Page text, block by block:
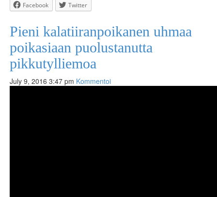
Facebook Twitter
Pieni kalatiiranpoikanen uhmaa
poikasiaan puolustanutta
pikkutylliemoa
July 9, 2016 3:47 pm Kommentoi